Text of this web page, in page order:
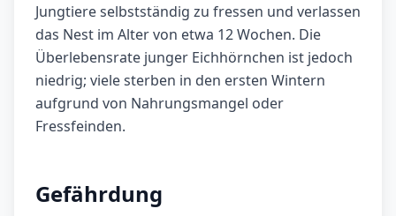
Jungtiere selbstständig zu fressen und verlassen
das Nest im Alter von etwa 12 Wochen. Die
Überlebensrate junger Eichhörnchen ist jedoch
niedrig; viele sterben in den ersten Wintern
aufgrund von Nahrungsmangel oder
Fressfeinden.
Gefährdung